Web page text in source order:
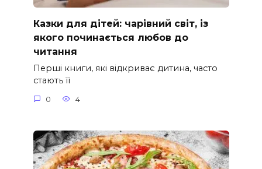
Казки для дітей: чарівний світ, із
якого починається любов до
читання
Перші книги, які відкриває дитина, часто
стають її
0 4